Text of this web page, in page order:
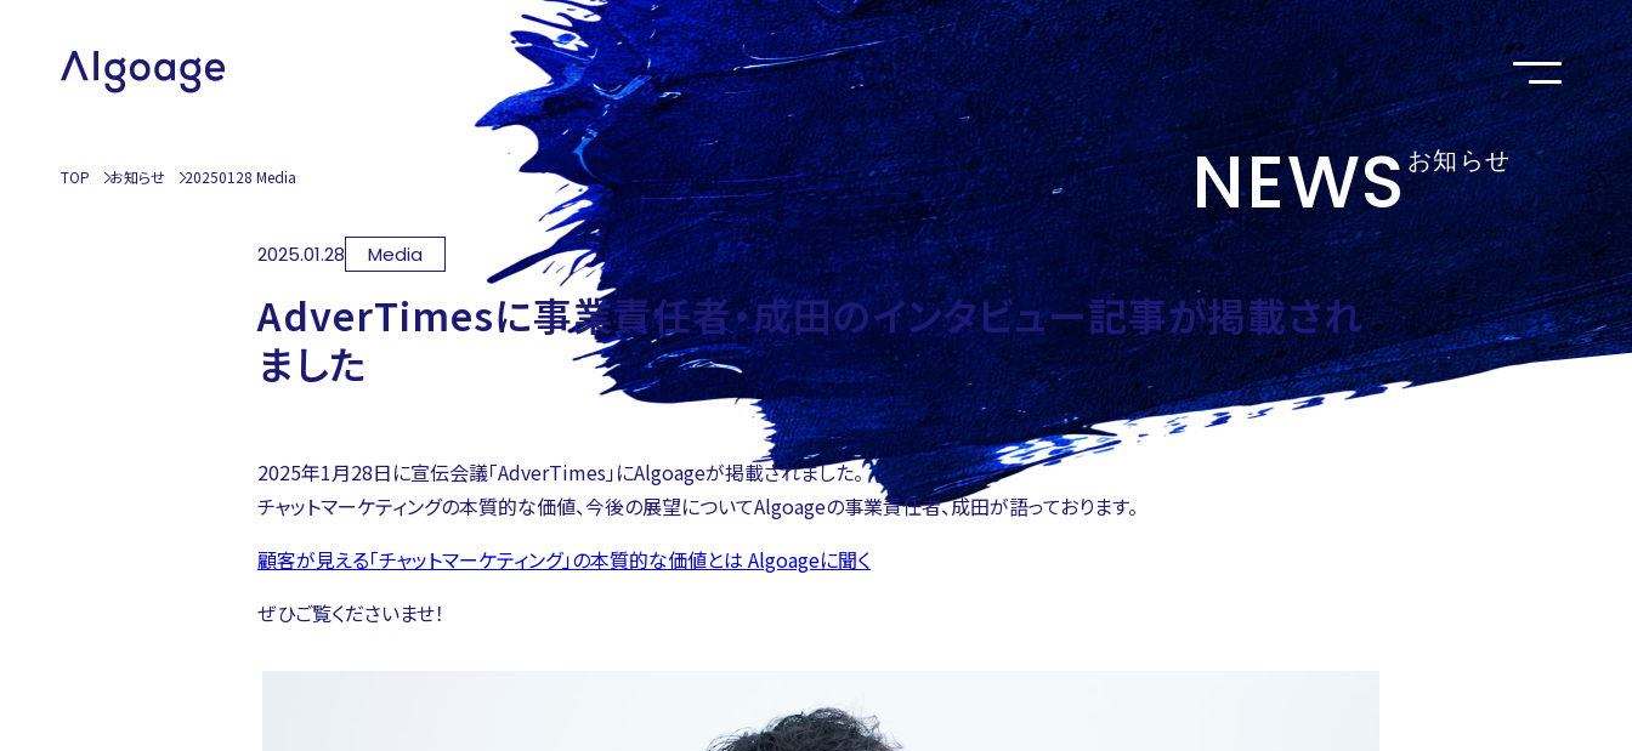
NEWSお知らせ
TOP お知らせ 20250128 Media
2025.01.28 Media
AdverTimesに事業責任者・成田のインタビュー記事が掲載され
ました
2025年1月28日に宣伝会議「AdverTimes」にAlgoageが掲載されました。
チャットマーケティングの本質的な価値、今後の展望についてAlgoageの事業責任者、成田が語っております。
顧客が見える「チャットマーケティング」の本質的な価値とは Algoageに聞く
ぜひご覧くださいませ！